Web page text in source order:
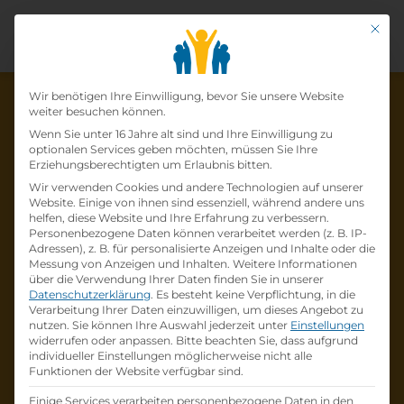
Die Lehrstelle wurde schon
besetzt!
Die LehrstelleLehre Einzelhandel mit
Schwerpunkt Kfz-Ersatzeillager - 3 Lehrjahre
(m/w/x)beiWolfgang Denzel AGist schon
besetzt.
Firmenprofil besuchen
Andere Lehrstelle suchen
Mit
Datenschutz-
Wir benötigen Ihre Einwilligung, bevor Sie unsere Website
weiter besuchen können.
Wenn Sie unter 16 Jahre alt sind und Ihre Einwilligung zu
optionalen Services geben möchten, müssen Sie Ihre
Erziehungsberechtigten um Erlaubnis bitten.
Wir verwenden Cookies und andere Technologien auf unserer
Website. Einige von ihnen sind essenziell, während andere uns
helfen, diese Website und Ihre Erfahrung zu verbessern.
Personenbezogene Daten können verarbeitet werden (z. B. IP-
Adressen), z. B. für personalisierte Anzeigen und Inhalte oder die
Messung von Anzeigen und Inhalten. Weitere Informationen
über die Verwendung Ihrer Daten finden Sie in unserer
Datenschutzerklärung. Es besteht keine Verpflichtung, in die
Verarbeitung Ihrer Daten einzuwilligen, um dieses Angebot zu
nutzen. Sie können Ihre Auswahl jederzeit unter Einstellungen
widerrufen oder anpassen. Bitte beachten Sie, dass aufgrund
individueller Einstellungen möglicherweise nicht alle
Funktionen der Website verfügbar sind.
Einige Services verarbeiten personenbezogene Daten in den